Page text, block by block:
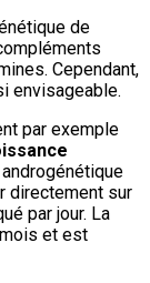
de
Cependant,
envisageable.
par exemple
directement sur
par jour. La
et est